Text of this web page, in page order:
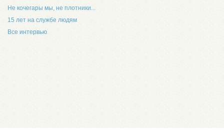
Не кочегары мы, не плотники...
15 лет на службе людям
Все интервью